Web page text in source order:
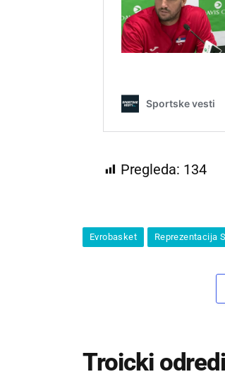
Pregleda: 134
Evrobasket Reprezentacija
Troicki